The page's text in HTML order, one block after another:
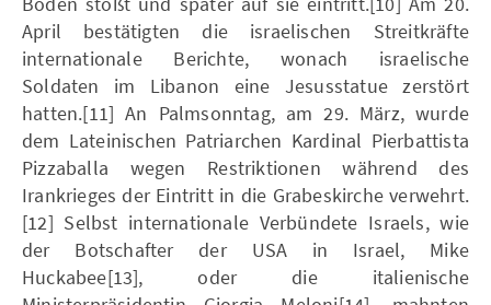
April bestätigten die israelischen Streitkräfte
internationale Berichte, wonach israelische
Soldaten im Libanon eine Jesusstatue zerstört
hatten.[11] An Palmsonntag, am 29. März, wurde
dem Lateinischen Patriarchen Kardinal Pierbattista
Pizzaballa wegen Restriktionen während des
Irankrieges der Eintritt in die Grabeskirche verwehrt.
[12] Selbst internationale Verbündete Israels, wie
der Botschafter der USA in Israel, Mike
Huckabee[13], oder die italienische